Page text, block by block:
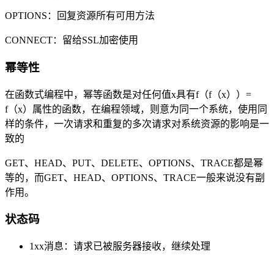
OPTIONS：回复资源所有可用方法
CONNECT：留给SSL加密使用
幂等性
在函数式编程中，幂等函数是对任何值x具有f（f（x））=
f（x）属性的函数，在编程领域，则意为同一个系统，使用同
样的条件，一次请求和重复的多次请求对系统资源的影响是一
致的
GET、HEAD、PUT、DELETE、OPTIONS、TRACE都是幂
等的，而GET、HEAD、OPTIONS、TRACE一般来说没有副
作用。
状态码
1xx消息：请求已被服务器接收，继续处理